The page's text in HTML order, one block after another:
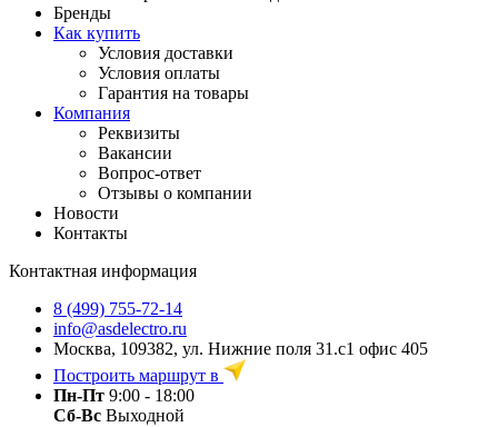
Бренды
Как купить
Условия доставки
Условия оплаты
Гарантия на товары
Компания
Реквизиты
Вакансии
Вопрос-ответ
Отзывы о компании
Новости
Контакты
Контактная информация
8 (499) 755-72-14
info@asdelectro.ru
Москва, 109382, ул. Нижние поля 31.с1 офис 405
Построить маршрут в
Пн-Пт 9:00 - 18:00
Сб-Вс Выходной